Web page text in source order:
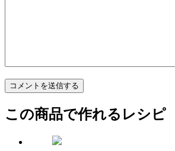
この商品で作れるレシピ